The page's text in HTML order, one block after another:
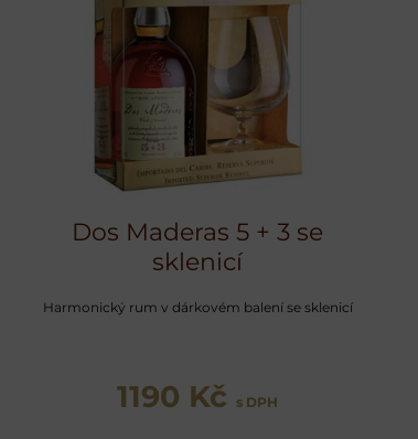
Dos Maderas 5 + 3 se
sklenicí
Harmonický rum v dárkovém balení se sklenicí
1190 Kčs DPH